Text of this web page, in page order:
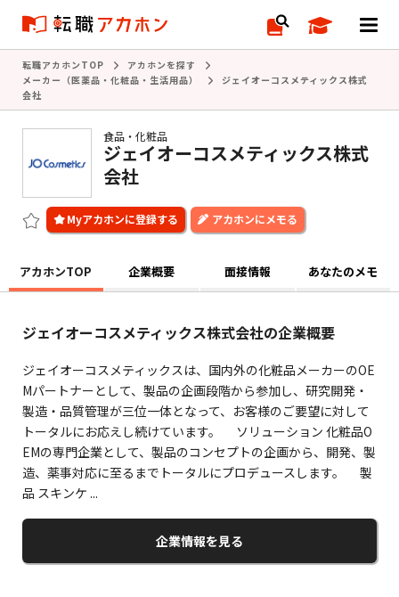
転職アカホンTOP
アカホンを探す
メーカー（医薬品・化粧品・生活用品）
ジェイオーコスメティックス株式
会社
食品・化粧品
ジェイオーコスメティックス株式
会社
アカホンにメモる
アカホンTOP 企業概要 面接情報 あなたのメモ
ジェイオーコスメティックス株式会社の企業概要
ジェイオーコスメティックスは、国内外の化粧品メーカーのOE
Mパートナーとして、製品の企画段階から参加し、研究開発・
製造・品質管理が三位一体となって、お客様のご要望に対して
トータルにお応えし続けています。 ソリューション 化粧品O
EMの専門企業として、製品のコンセプトの企画から、開発、製
造、薬事対応に至るまでトータルにプロデュースします。 製
品 スキンケ ...
企業情報を見る